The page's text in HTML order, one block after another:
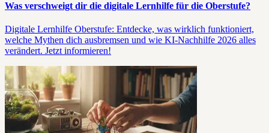
Was verschweigt dir die digitale Lernhilfe für die Oberstufe?
Digitale Lernhilfe Oberstufe: Entdecke, was wirklich funktioniert,
welche Mythen dich ausbremsen und wie KI-Nachhilfe 2026 alles
verändert. Jetzt informieren!